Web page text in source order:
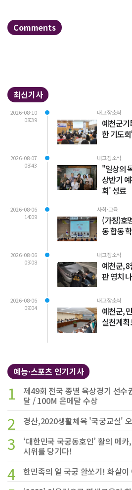
Comments
최신기사
2026-08-10
08:39
내고장소식
예천군기
한 기도회
2026-08-07
08:43
내고장소식
"일상의
상반기
회' 성료
2026-08-06
14:09
사회·교육
(가칭)호
동 합동
2026-08-06
09:08
내고장소식
예천군,
판 영치
2026-08-06
09:04
내고장소식
예천군,
실천계획
예능·스포츠 인기기사
1
제49회 전국 종별 육상경기 선수
달 / 100M 은메달 수상
2 경산,2020생활체육 '국궁교실'
3
‘대한민국 국궁동호인’ 활의 메
시위를 당기다!
4 한민족의 얼 국궁 활쏘기! 화살